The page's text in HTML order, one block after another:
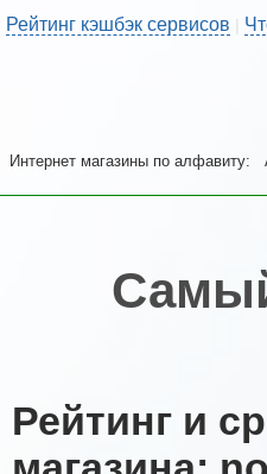
Рейтинг кэшбэк сервисов |
Интернет магазины по алфавиту:
Рейтинг и